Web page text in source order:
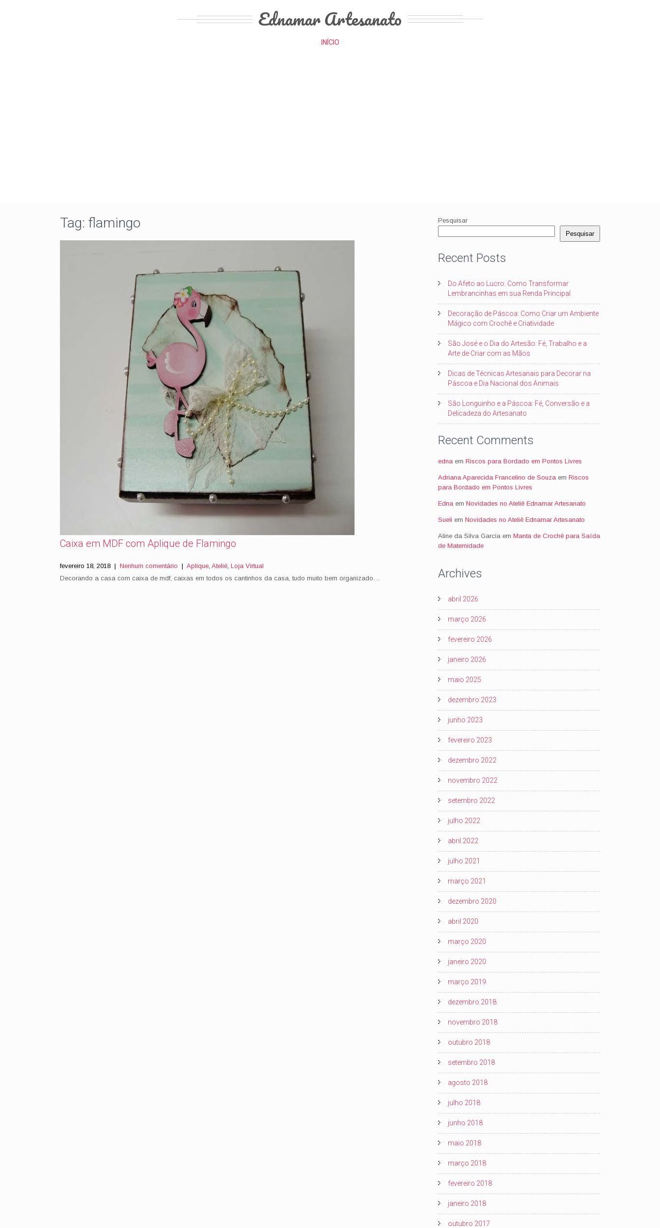
Ednamar Artesanato
INÍCIO
Tag: flamingo
Caixa em MDF com Aplique de Flamingo
fevereiro 18, 2018 | Nenhum comentário | Aplique, Ateliê, Loja Virtual
Decorando a casa com caixa de mdf, caixas em todos os cantinhos da casa, tudo muito bem organizado…
Pesquisar
Pesquisar
Recent Posts
Do Afeto ao Lucro: Como Transformar
Lembrancinhas em sua Renda Principal
Decoração de Páscoa: Como Criar um Ambiente
Mágico com Crochê e Criatividade
São José e o Dia do Artesão: Fé, Trabalho e a
Arte de Criar com as Mãos
Dicas de Técnicas Artesanais para Decorar na
Páscoa e Dia Nacional dos Animais
São Longuinho e a Páscoa: Fé, Conversão e a
Delicadeza do Artesanato
Recent Comments
edna em Riscos para Bordado em Pontos Livres
Adriana Aparecida Francelino de Souza em Riscos
para Bordado em Pontos Livres
Edna em Novidades no Ateliê Ednamar Artesanato
Sueli em Novidades no Ateliê Ednamar Artesanato
Aline da Silva Garcia em Manta de Crochê para Saída
de Maternidade
Archives
abril 2026
março 2026
fevereiro 2026
janeiro 2026
maio 2025
dezembro 2023
junho 2023
fevereiro 2023
dezembro 2022
novembro 2022
setembro 2022
julho 2022
abril 2022
julho 2021
março 2021
dezembro 2020
abril 2020
março 2020
janeiro 2020
março 2019
dezembro 2018
novembro 2018
outubro 2018
setembro 2018
agosto 2018
julho 2018
junho 2018
maio 2018
março 2018
fevereiro 2018
janeiro 2018
outubro 2017